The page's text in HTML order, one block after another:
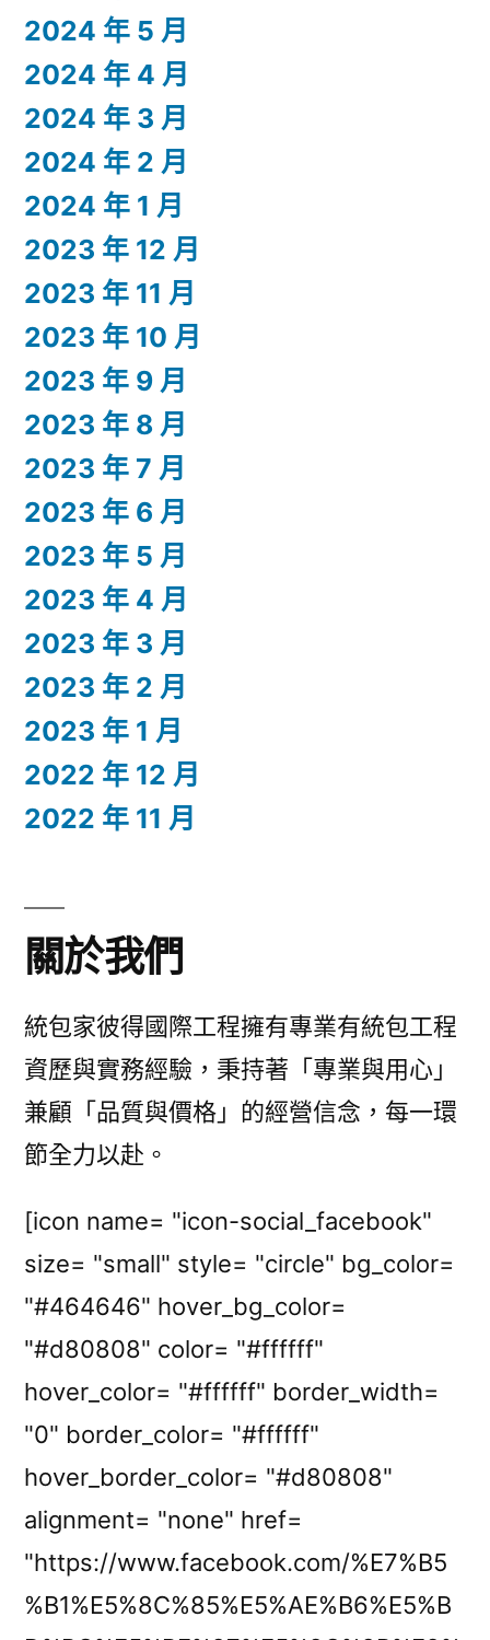
2024 年 5 月
2024 年 4 月
2024 年 3 月
2024 年 2 月
2024 年 1 月
2023 年 12 月
2023 年 11 月
2023 年 10 月
2023 年 9 月
2023 年 8 月
2023 年 7 月
2023 年 6 月
2023 年 5 月
2023 年 4 月
2023 年 3 月
2023 年 2 月
2023 年 1 月
2022 年 12 月
2022 年 11 月
關於我們
統包家彼得國際工程擁有專業有統包工程
資歷與實務經驗，秉持著「專業與用心」
兼顧「品質與價格」的經營信念，每一環
節全力以赴。
[icon name= "icon-social_facebook"
size= "small" style= "circle" bg_color=
"#464646" hover_bg_color=
"#d80808" color= "#ffffff"
hover_color= "#ffffff" border_width=
"0" border_color= "#ffffff"
hover_border_color= "#d80808"
alignment= "none" href=
"https://www.facebook.com/%E7%B5
%B1%E5%8C%85%E5%AE%B6%E5%B